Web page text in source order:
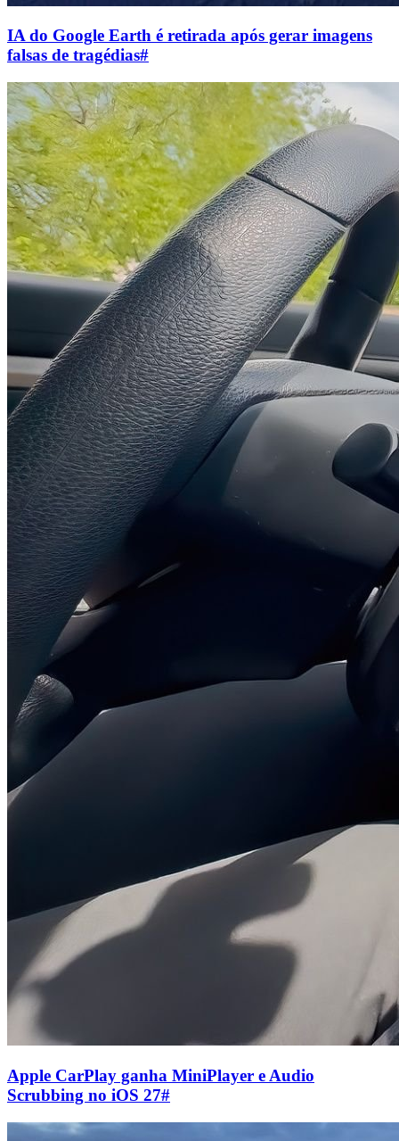
IA do Google Earth é retirada após gerar imagens
falsas de tragédias#
Apple CarPlay ganha MiniPlayer e Audio
Scrubbing no iOS 27#